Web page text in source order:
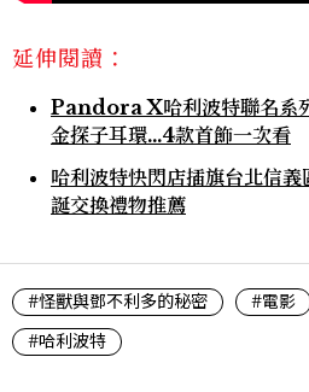
延伸閱讀：
Pandora X哈利波特聯名系
金探子耳環…4款首飾一次看
哈利波特快閃店插旗台北信
誕交換禮物推薦
#怪獸與鄧不利多的秘密 #電影
#哈利波特